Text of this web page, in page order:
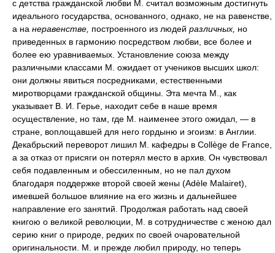
с детства гражданской любви М. считал возможным достигнуть
идеального государства, основанного, однако, не на равенстве,
а на неравенстве, построенного из людей различных, но
приведенных в гармонию посредством любви, все более и
более ею уравниваемых. Установление союза между
различными классами М. ожидает от учеников высших школ:
они должны явиться посредниками, естественными
миротворцами гражданской общины. Эта мечта М., как
указывает В. И. Герье, находит себе в наше время
осуществление, но там, где М. наименее этого ожидал, — в
стране, воплощавшей для него гордыню и эгоизм: в Англии.
Декабрьский переворот лишил М. кафедры в Collège de France,
а за отказ от присяги он потерял место в архив. Он чувствовал
себя подавленным и обессиленным, но не пал духом
благодаря поддержке второй своей жены (Adèle Malairet),
имевшей большое влияние на его жизнь и дальнейшее
направление его занятий. Продолжая работать над своей
книгою о великой революции, М. в сотрудничестве с женою дал
серию книг о природе, редких по своей очаровательной
оригинальности. М. и прежде любил природу, но теперь